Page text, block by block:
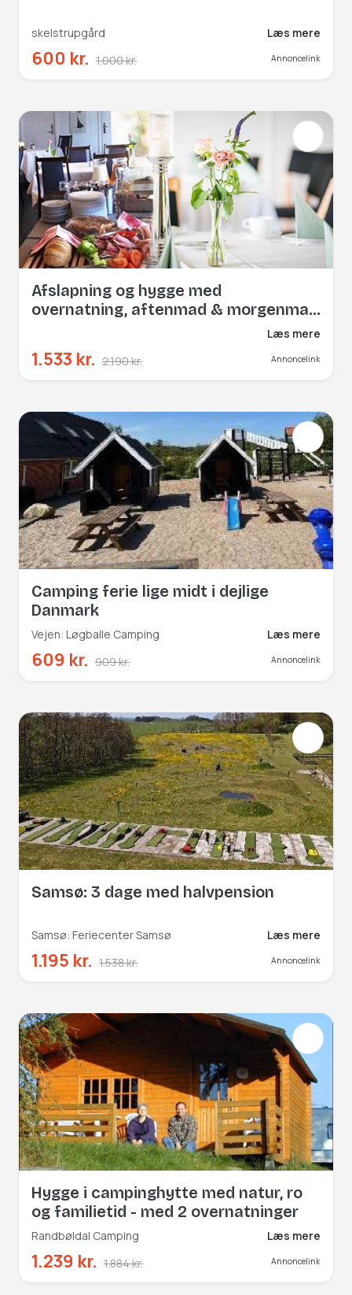
skelstrupgård Læs mere
600 kr. 1.000 kr. Annoncelink
Afslapning og hygge med
overnatning, aftenmad & morgenmad
Læs mere
1.533 kr. 2.190 kr. Annoncelink
Camping ferie lige midt i dejlige
Danmark
Vejen: Løgballe Camping Læs mere
609 kr. 909 kr. Annoncelink
Samsø: 3 dage med halvpension
Samsø: Feriecenter Samsø Læs mere
1.195 kr. 1.538 kr. Annoncelink
Hygge i campinghytte med natur, ro
og familietid - med 2 overnatninger
Randbøldal Camping Læs mere
1.239 kr. 1.884 kr. Annoncelink